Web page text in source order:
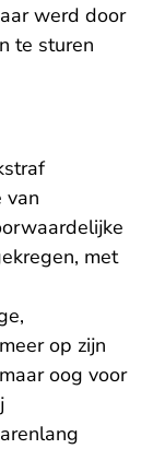
werd door
te sturen
van
met
op zijn
oog voor